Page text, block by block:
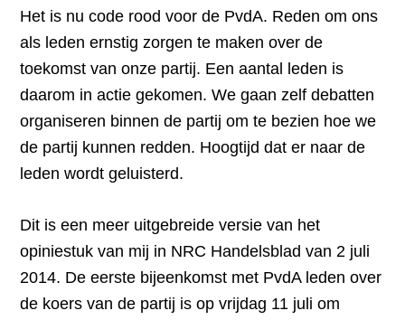
Het is nu code rood voor de PvdA. Reden om ons
als leden ernstig zorgen te maken over de
toekomst van onze partij. Een aantal leden is
daarom in actie gekomen. We gaan zelf debatten
organiseren binnen de partij om te bezien hoe we
de partij kunnen redden. Hoogtijd dat er naar de
leden wordt geluisterd.
Dit is een meer uitgebreide versie van het
opiniestuk van mij in NRC Handelsblad van 2 juli
2014. De eerste bijeenkomst met PvdA leden over
de koers van de partij is op vrijdag 11 juli om